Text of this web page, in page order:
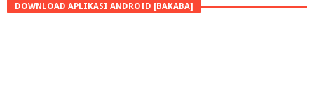
DOWNLOAD APLIKASI ANDROID [BAKABA]